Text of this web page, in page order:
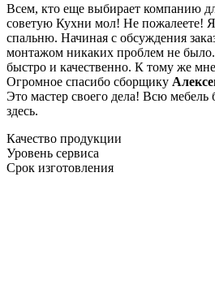
Всем, кто еще выбирает компанию
советую Кухни мол! Не пожалеете!
спальню. Начиная с обсуждения
монтажом никаких проблем не
быстро и качественно. К тому же
Огромное спасибо сборщику
Это мастер своего дела! Всю мебель
здесь.
Качество продукции
Уровень сервиса
Срок изготовления